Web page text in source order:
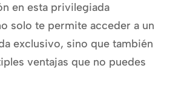
en esta privilegiada
solo te permite acceder a un
exclusivo, sino que también
ventajas que no puedes